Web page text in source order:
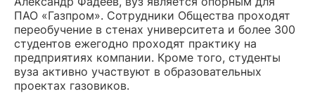
ПАО «Газпром». Сотрудники Общества проходят
переобучение в стенах университета и более 300
студентов ежегодно проходят практику на
предприятиях компании. Кроме того, студенты
вуза активно участвуют в образовательных
проектах газовиков.